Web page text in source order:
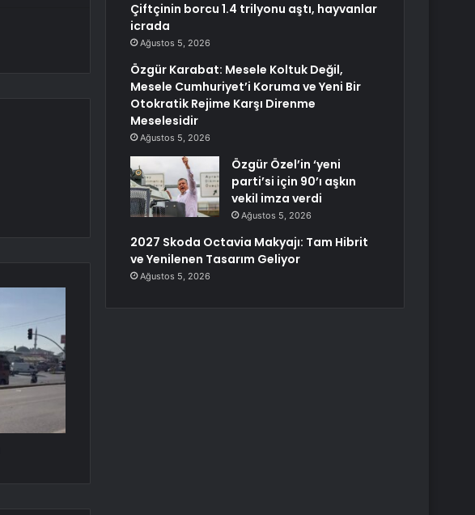
Çiftçinin borcu 1.4 trilyonu aştı, hayvanlar
icrada
Ağustos 5, 2026
Özgür Karabat: Mesele Koltuk Değil,
Mesele Cumhuriyet’i Koruma ve Yeni Bir
Otokratik Rejime Karşı Direnme
Meselesidir
Ağustos 5, 2026
Özgür Özel’in ‘yeni
parti’si için 90’ı aşkın
vekil imza verdi
Ağustos 5, 2026
2027 Skoda Octavia Makyajı: Tam Hibrit
ve Yenilenen Tasarım Geliyor
Ağustos 5, 2026